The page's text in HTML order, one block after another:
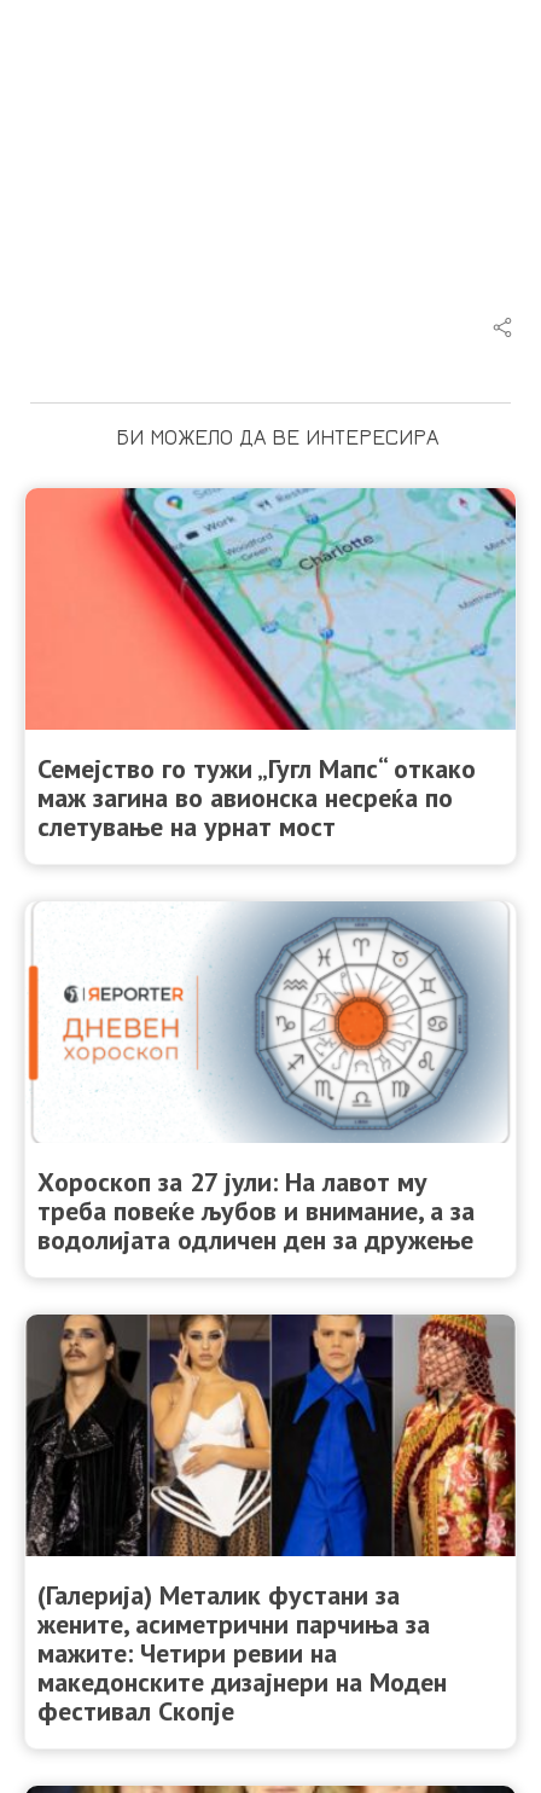
БИ МОЖЕЛО ДА ВЕ ИНТЕРЕСИРА
Семејство го тужи „Гугл Мапс“ откако
маж загина во авионска несреќа по
слетување на урнат мост
Хороскоп за 27 јули: На лавот му
треба повеќе љубов и внимание, а за
водолијата одличен ден за дружење
(Галерија) Металик фустани за
жените, асиметрични парчиња за
мажите: Четири ревии на
македонските дизајнери на Моден
фестивал Скопје